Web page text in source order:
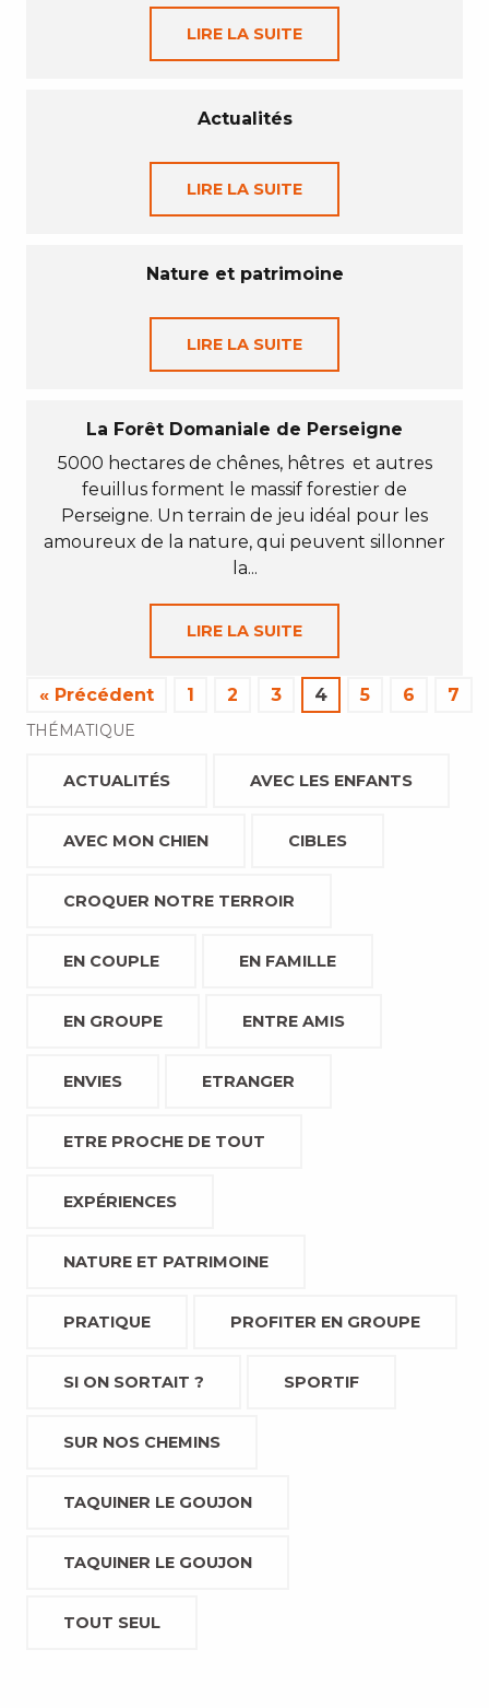
LIRE LA SUITE
Actualités
LIRE LA SUITE
Nature et patrimoine
LIRE LA SUITE
La Forêt Domaniale de Perseigne
5000 hectares de chênes, hêtres et autres
feuillus forment le massif forestier de
Perseigne. Un terrain de jeu idéal pour les
amoureux de la nature, qui peuvent sillonner
la...
LIRE LA SUITE
« Précédent 1 2 3 4 5 6 7
THÉMATIQUE
ACTUALITÉS AVEC LES ENFANTS
AVEC MON CHIEN CIBLES
CROQUER NOTRE TERROIR
EN COUPLE EN FAMILLE
EN GROUPE ENTRE AMIS
ENVIES ETRANGER
ETRE PROCHE DE TOUT
EXPÉRIENCES
NATURE ET PATRIMOINE
PRATIQUE PROFITER EN GROUPE
SI ON SORTAIT ? SPORTIF
SUR NOS CHEMINS
TAQUINER LE GOUJON
TAQUINER LE GOUJON
TOUT SEUL